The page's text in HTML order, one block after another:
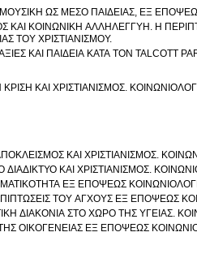
ΩΣ ΜΕΣΟ ΠΑΙΔΕΙΑΣ, ΕΞ
ΚΑΙ ΚΟΙΝΩΝΙΚΗ ΑΛΛΗΛΕΓΓΥΗ. Η
ΤΟΥ ΧΡΙΣΤΙΑΝΙΣΜΟΥ.
ΚΑΙ ΠΑΙΔΕΙΑ ΚΑΤΑ ΤΟΝ TALCOTT
ΚΡΙΣΗ ΚΑΙ ΧΡΙΣΤΙΑΝΙΣΜΟΣ.
ΚΑΙ ΧΡΙΣΤΙΑΝΙΣΜΟΣ.
ΔΙΑΔΙΚΤΥΟ ΚΑΙ ΧΡΙΣΤΙΑΝΙΣΜΟΣ.
ΕΞ ΕΠΟΨΕΩΣ
ΤΟΥ ΑΓΧΟΥΣ ΕΞ ΕΠΟΨΕΩΣ
ΔΙΑΚΟΝΙΑ ΣΤΟ ΧΩΡΟ ΤΗΣ ΥΓΕΙΑΣ.
ΟΙΚΟΓΕΝΕΙΑΣ ΕΞ ΕΠΟΨΕΩΣ